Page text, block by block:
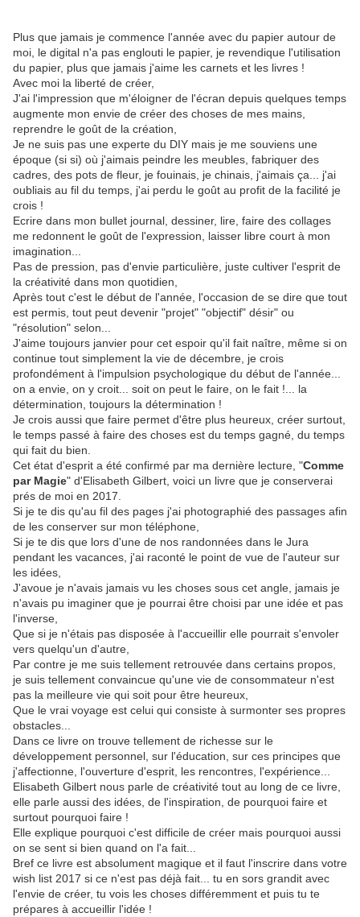
Plus que jamais je commence l'année avec du papier autour de
moi, le digital n'a pas englouti le papier, je revendique l'utilisation
du papier, plus que jamais j'aime les carnets et les livres !
Avec moi la liberté de créer,
J'ai l'impression que m'éloigner de l'écran depuis quelques temps
augmente mon envie de créer des choses de mes mains,
reprendre le goût de la création,
Je ne suis pas une experte du DIY mais je me souviens une
époque (si si) où j'aimais peindre les meubles, fabriquer des
cadres, des pots de fleur, je fouinais, je chinais, j'aimais ça... j'ai
oubliais au fil du temps, j'ai perdu le goût au profit de la facilité je
crois !
Ecrire dans mon bullet journal, dessiner, lire, faire des collages
me redonnent le goût de l'expression, laisser libre court à mon
imagination...
Pas de pression, pas d'envie particulière, juste cultiver l'esprit de
la créativité dans mon quotidien,
Après tout c'est le début de l'année, l'occasion de se dire que tout
est permis, tout peut devenir "projet" "objectif" désir" ou
"résolution" selon...
J'aime toujours janvier pour cet espoir qu'il fait naître, même si on
continue tout simplement la vie de décembre, je crois
profondément à l'impulsion psychologique du début de l'année...
on a envie, on y croit... soit on peut le faire, on le fait !... la
détermination, toujours la détermination !
Je crois aussi que faire permet d'être plus heureux, créer surtout,
le temps passé à faire des choses est du temps gagné, du temps
qui fait du bien.
Cet état d'esprit a été confirmé par ma dernière lecture, "Comme
par Magie" d'Elisabeth Gilbert, voici un livre que je conserverai
prés de moi en 2017.
Si je te dis qu'au fil des pages j'ai photographié des passages afin
de les conserver sur mon téléphone,
Si je te dis que lors d'une de nos randonnées dans le Jura
pendant les vacances, j'ai raconté le point de vue de l'auteur sur
les idées,
J'avoue je n'avais jamais vu les choses sous cet angle, jamais je
n'avais pu imaginer que je pourrai être choisi par une idée et pas
l'inverse,
Que si je n'étais pas disposée à l'accueillir elle pourrait s'envoler
vers quelqu'un d'autre,
Par contre je me suis tellement retrouvée dans certains propos,
je suis tellement convaincue qu'une vie de consommateur n'est
pas la meilleure vie qui soit pour être heureux,
Que le vrai voyage est celui qui consiste à surmonter ses propres
obstacles...
Dans ce livre on trouve tellement de richesse sur le
développement personnel, sur l'éducation, sur ces principes que
j'affectionne, l'ouverture d'esprit, les rencontres, l'expérience...
Elisabeth Gilbert nous parle de créativité tout au long de ce livre,
elle parle aussi des idées, de l'inspiration, de pourquoi faire et
surtout pourquoi faire !
Elle explique pourquoi c'est difficile de créer mais pourquoi aussi
on se sent si bien quand on l'a fait...
Bref ce livre est absolument magique et il faut l'inscrire dans votre
wish list 2017 si ce n'est pas déjà fait... tu en sors grandit avec
l'envie de créer, tu vois les choses différemment et puis tu te
prépares à accueillir l'idée !